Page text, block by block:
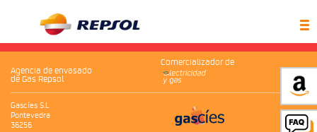
Agencia de envasado
de Gas Repsol
Comercializador de
Gascíes S.L
Pontevedra
36256